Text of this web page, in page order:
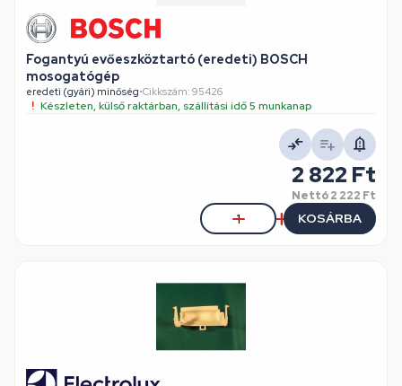
Fogantyú evőeszköztartó (eredeti) BOSCH
mosogatógép
eredeti (gyári) minőség•Cikkszám: 95426
Készleten, külső raktárban, szállítási idő 5 munkanap
2 822 Ft
Nettó2 222 Ft
KOSÁRBA